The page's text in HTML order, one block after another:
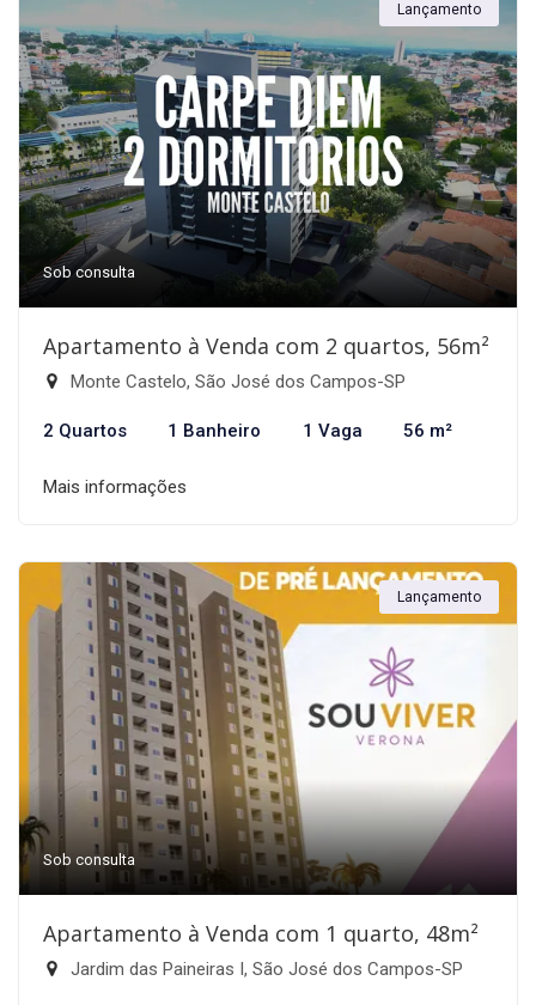
Lançamento
Sob consulta
Apartamento à Venda com 2 quartos, 56m²
Monte Castelo, São José dos Campos-SP
2 Quartos 1 Banheiro 1 Vaga 56 m²
Mais informações
Lançamento
Sob consulta
Apartamento à Venda com 1 quarto, 48m²
Jardim das Paineiras I, São José dos Campos-SP